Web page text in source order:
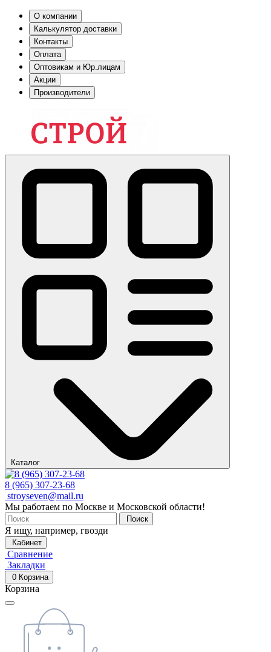
О компании
Калькулятор доставки
Контакты
Оплата
Оптовикам и Юр.лицам
Акции
Производители
Каталог
8 (965) 307-23-68
stroyseven@mail.ru
Мы работаем по Москве и Московской области!
Поиск
Я ищу, например, гвозди
Кабинет
Сравнение
Закладки
0 Корзина
Корзина